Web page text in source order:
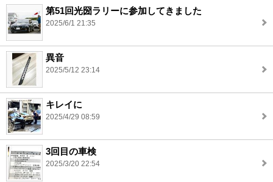
第51回光圀ラリーに参加してきました
2025/6/1 21:35
異音
2025/5/12 23:14
キレイに
2025/4/29 08:59
3回目の車検
2025/3/20 22:54